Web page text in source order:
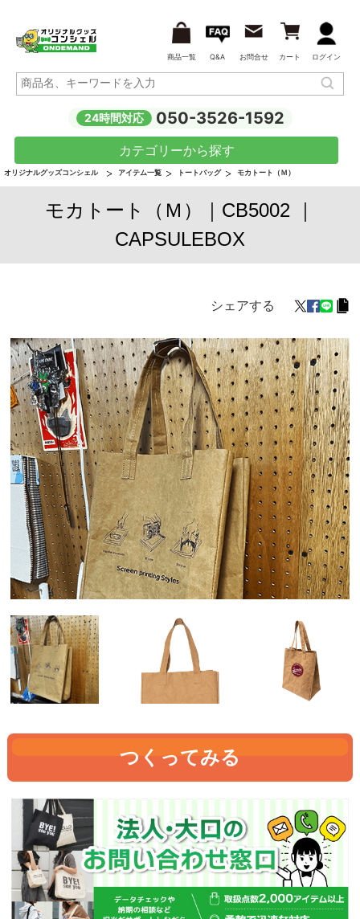
商品一覧 Q&A お問合せ カート ログイン
24時間対応 050-3526-1592
カテゴリーから探す
オリジナルグッズコンシェル アイテム一覧 トートバッグ モカトート（Ｍ）
モカトート（Ｍ）｜CB5002 ｜
CAPSULEBOX
シェアする
つくってみる